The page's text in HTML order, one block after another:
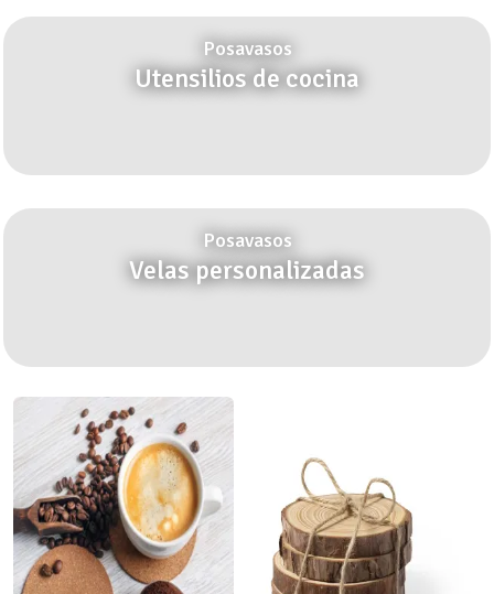
Posavasos
Utensilios de cocina
Posavasos
Velas personalizadas